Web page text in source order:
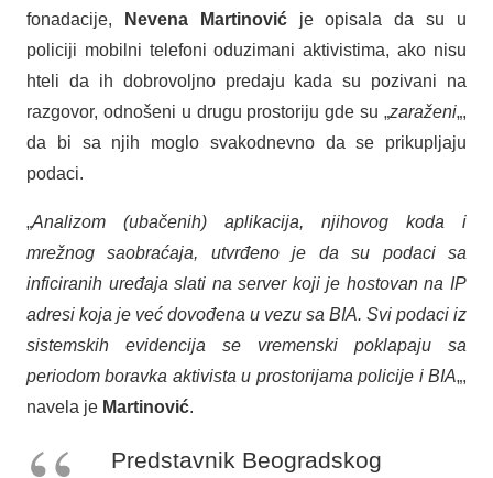
fonadacije,
Nevena Martinovićje opisala da su u
policiji mobilni telefoni oduzimani aktivistima, ako nisu
hteli da ih dobrovoljno predaju kada su pozivani na
razgovor, odnošeni u drugu prostoriju gde su „zaraženi„,
da bi sa njih moglo svakodnevno da se prikupljaju
podaci.
„Analizom (ubačenih) aplikacija, njihovog koda i
mrežnog saobraćaja, utvrđeno je da su podaci sa
inficiranih uređaja slati na server koji je hostovan na IP
adresi koja je već dovođena u vezu sa BIA. Svi podaci iz
sistemskih evidencija se vremenski poklapaju sa
periodom boravka aktivista u prostorijama policije i BIA„,
navela je Martinović.
Predstavnik Beogradskog